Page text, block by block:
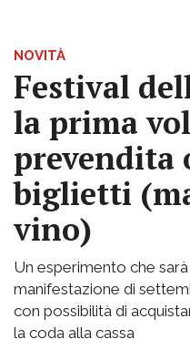
NOVITÀ
Festival
la prima
prevendita
biglietti
vino)
Un esperimento che
manifestazione di
con possibilità di
la coda alla cassa